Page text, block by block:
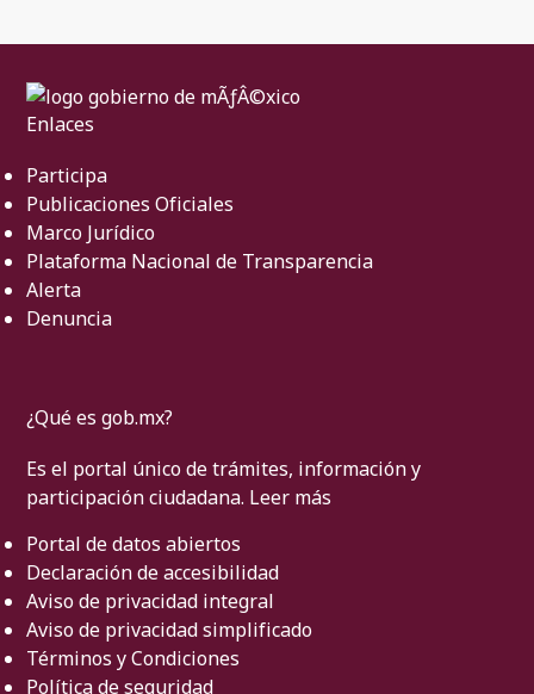
Enlaces
Participa
Publicaciones Oficiales
Marco Jurídico
Plataforma Nacional de Transparencia
Alerta
Denuncia
¿Qué es gob.mx?
Es el portal único de trámites, información y
participación ciudadana. Leer más
Portal de datos abiertos
Declaración de accesibilidad
Aviso de privacidad integral
Aviso de privacidad simplificado
Términos y Condiciones
Política de seguridad